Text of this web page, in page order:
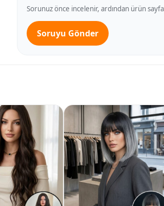
Sorunuz önce incelenir, ardından ürün
Soruyu Gönder